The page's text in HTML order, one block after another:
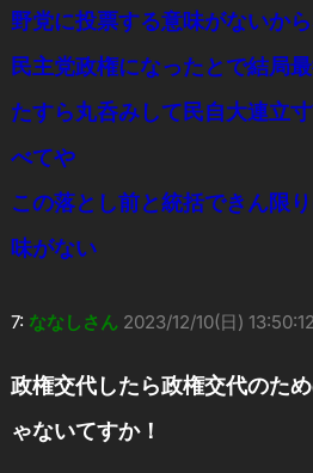
野党に投票する意味がないか
民主党政権になったとで結局
たすら丸呑みして民自大連立
べてや
この落とし前と統括できん限
味がない
7: ななしさん 2023/12/10(日)
政権交代したら政権交代のた
ゃないてすか！